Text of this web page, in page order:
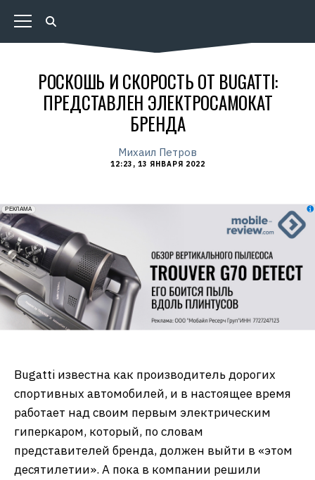
РОСКОШЬ И СКОРОСТЬ ОТ BUGATTI:
ПРЕДСТАВЛЕН ЭЛЕКТРОСАМОКАТ
БРЕНДА
Михаил Петров
12:23, 13 ЯНВАРЯ 2022
erid: 2VfnxxmNzs5
РЕКЛАМА
Bugatti известна как производитель дорогих
спортивных автомобилей, и в настоящее время
работает над своим первым электрическим
гиперкаром, который, по словам
представителей бренда, должен выйти в «этом
десятилетии». А пока в компании решили